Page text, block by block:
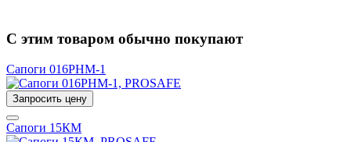
С этим товаром обычно покупают
Сапоги 016РНМ-1
Запросить цену
Сапоги 15КМ